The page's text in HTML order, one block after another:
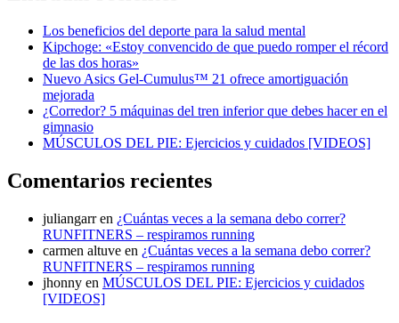
Los beneficios del deporte para la salud mental
Kipchoge: «Estoy convencido de que puedo romper el récord
de las dos horas»
Nuevo Asics Gel-Cumulus™ 21 ofrece amortiguación
mejorada
¿Corredor? 5 máquinas del tren inferior que debes hacer en el
gimnasio
MÚSCULOS DEL PIE: Ejercicios y cuidados [VIDEOS]
Comentarios recientes
juliangarren ¿Cuántas veces a la semana debo correr?
RUNFITNERS – respiramos running
carmen altuve en ¿Cuántas veces a la semana debo correr?
RUNFITNERS – respiramos running
jhonny en MÚSCULOS DEL PIE: Ejercicios y cuidados
[VIDEOS]